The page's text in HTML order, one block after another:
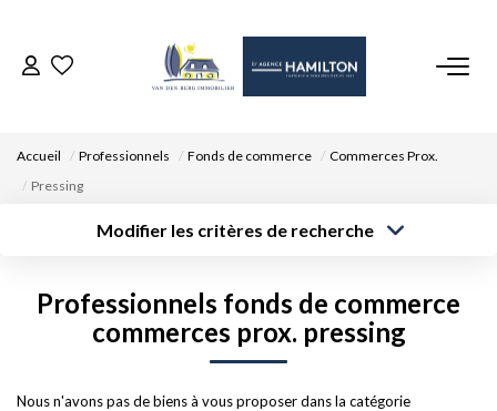
VENDRE UN BIEN
DÉPOSEZ VOTRE RECHERCHE
Accueil Professionnels Fonds de commerce
Commerces Prox.
Pressing
Modifier les critères de recherche
Type de bien
Budget max
Professionnels fonds de commerce
commerces prox. pressing
Nous n'avons pas de biens à vous proposer dans la catégorie